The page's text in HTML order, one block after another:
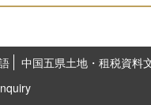
中国五県土地・租税資料